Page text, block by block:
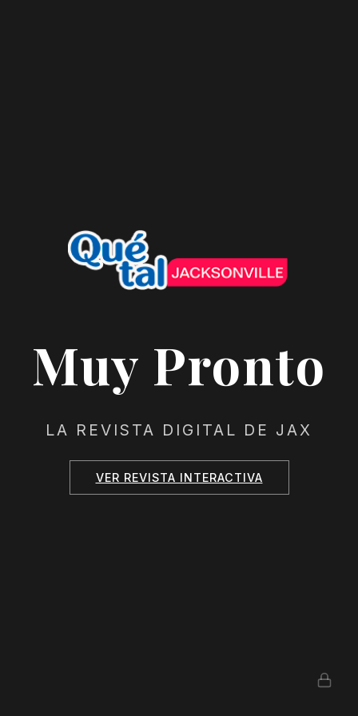
Muy Pronto
LA REVISTA DIGITAL DE JAX
VER REVISTA INTERACTIVA